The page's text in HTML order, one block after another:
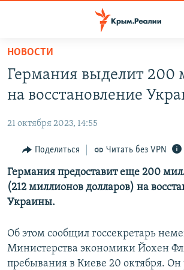
Вернуться
основному
содержанию
навигации
Вернутся
поиску
СПЕЦПРОЕКТЫ
КАРТА ВОЕННЫХ ОБЪЕКТОВ КРЫМА
11 ЛЕТ ОККУПАЦИИ КРЫМА. 11 ИСТОРИЙ
ИСТОРИЯ
ЕЩЕ
ИНТЕРАКТИВ
СОВЕТЫ ПРАВОЗАЩИТНИКОВ
ПРОПАВШИЕ БЕЗ ВЕСТИ
РАДІО СВОБОДА
КАК ОБОЙТИ БЛОКИРОВКУ
Українською
Qırımtatar
НОВОСТИ
Германия выделит 200
на восстановление
21 октября 2023, 14:55
Поделиться Читать без VPN
Германия предоставит еще 200
(212 миллионов долларов) на
Украины.
Об этом сообщил госсекретарь
Министерства экономики Йохен
пребывания в Киеве 20 октября.